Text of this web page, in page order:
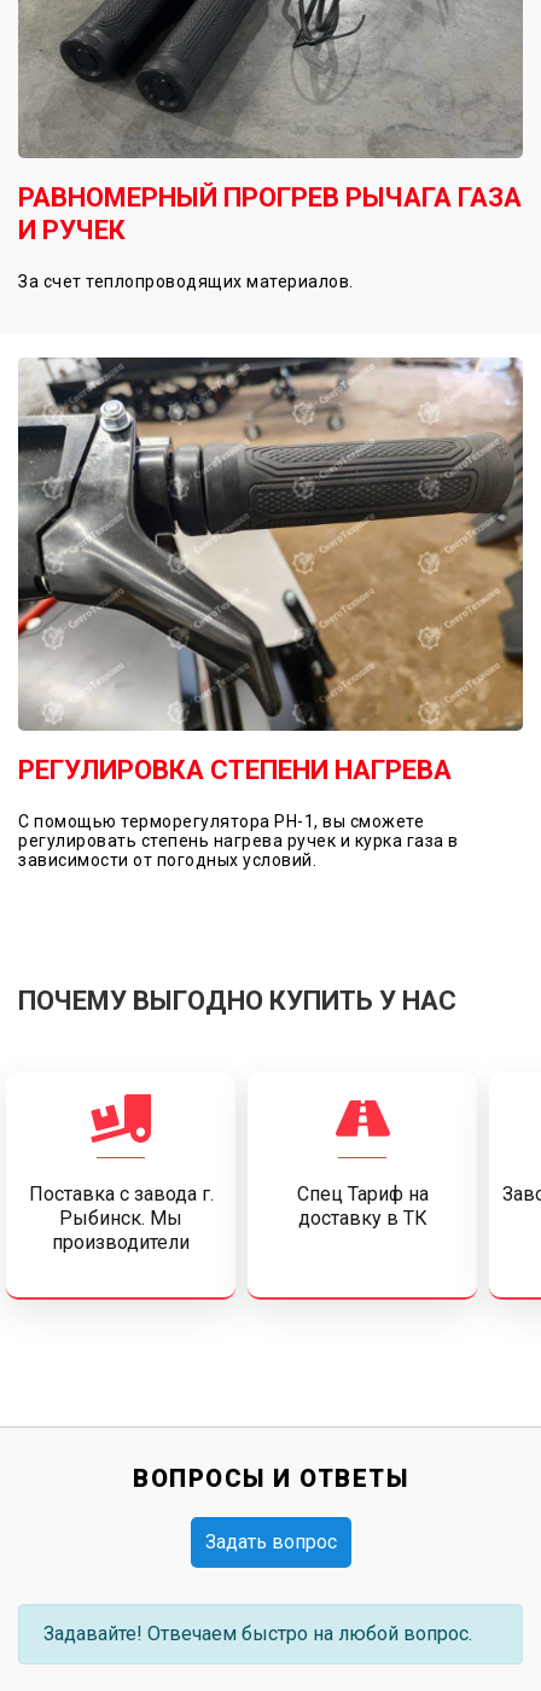
РАВНОМЕРНЫЙ ПРОГРЕВ РЫЧАГА ГАЗА
И РУЧЕК
За счет теплопроводящих материалов.
РЕГУЛИРОВКА СТЕПЕНИ НАГРЕВА
С помощью терморегулятора РН-1, вы сможете
регулировать степень нагрева ручек и курка газа в
зависимости от погодных условий.
ПОЧЕМУ ВЫГОДНО КУПИТЬ У НАС
Поставка c завода г.
Рыбинск. Мы
производители
Спец Тариф на
доставку в ТК
ВОПРОСЫ И ОТВЕТЫ
Задать вопрос
Задавайте! Отвечаем быстро на любой вопрос.